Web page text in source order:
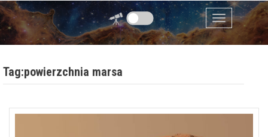
Przejdź do zawartości
Menu
Tag:powierzchnia marsa